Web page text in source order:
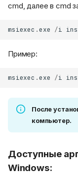
cmd, далее в cmd
msiexec .exe /i
Пример:
msiexec .exe /i
После
компьютер.
Доступные
Windows: